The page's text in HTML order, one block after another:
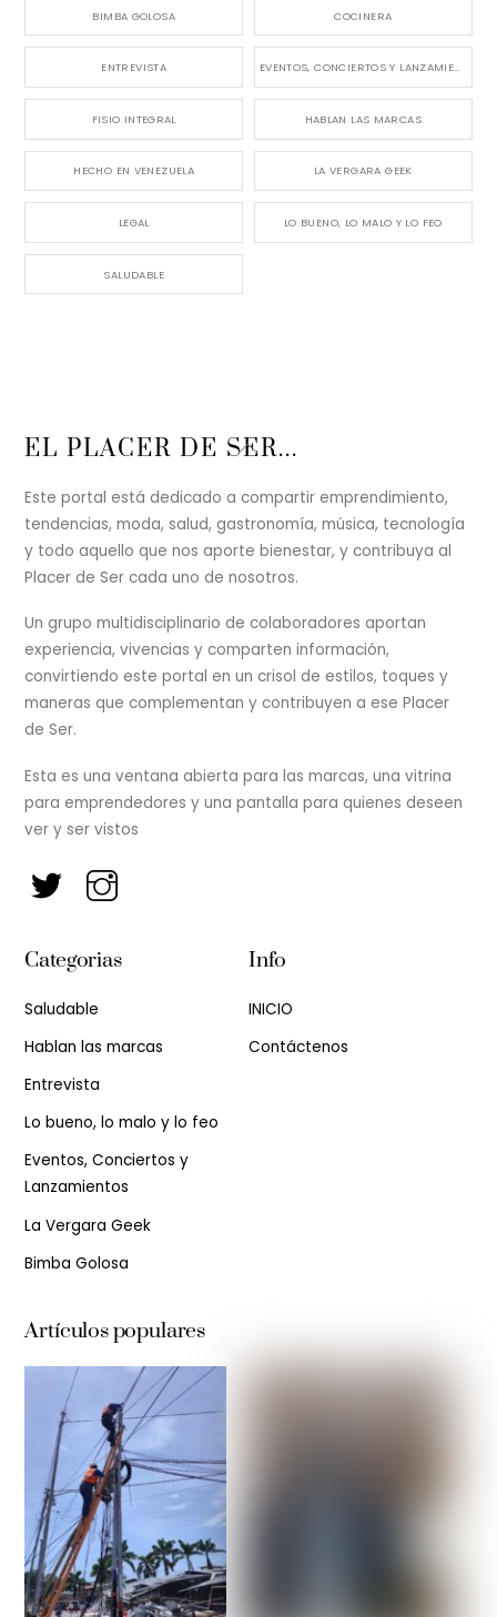
BIMBA GOLOSA COCINERA
ENTREVISTA EVENTOS, CONCIERTOS Y LANZAMIENTOS
FISIO INTEGRAL HABLAN LAS MARCAS
HECHO EN VENEZUELA LA VERGARA GEEK
LEGAL LO BUENO, LO MALO Y LO FEO
SALUDABLE
Back
Top
EL PLACER DE SER...
Este portal está dedicado a compartir emprendimiento,
tendencias, moda, salud, gastronomía, música, tecnología
y todo aquello que nos aporte bienestar, y contribuya al
Placer de Ser cada uno de nosotros.
Un grupo multidisciplinario de colaboradores aportan
experiencia, vivencias y comparten información,
convirtiendo este portal en un crisol de estilos, toques y
maneras que complementan y contribuyen a ese Placer
de Ser.
Esta es una ventana abierta para las marcas, una vitrina
para emprendedores y una pantalla para quienes deseen
ver y ser vistos
Categorias
Saludable
Hablan las marcas
Entrevista
Lo bueno, lo malo y lo feo
Eventos, Conciertos y
Lanzamientos
La Vergara Geek
Bimba Golosa
Info
INICIO
Contáctenos
Artículos populares